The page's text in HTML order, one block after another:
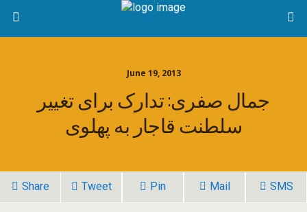
June 19, 2013
جمال صفری: تدارک برای تغییر
سلطنت قاجار به پهلوی
Share Tweet Pin Mail SMS